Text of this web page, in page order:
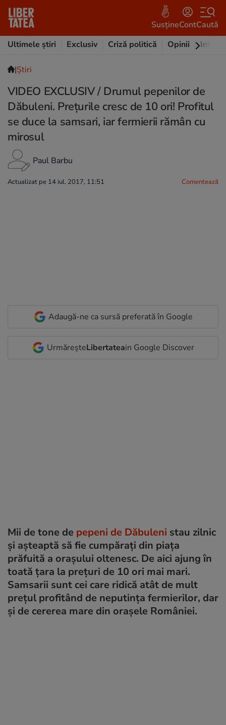
SusțineContCaută
Ultimele știri
Exclusiv Criză politică Opinii
|Ştiri
VIDEO EXCLUSIV / Drumul pepenilor de
Dăbuleni. Prețurile cresc de 10 ori! Profitul
se duce la samsari, iar fermierii rămân cu
mirosul
Paul Barbu
Actualizat pe 14 iul. 2017, 11:51 Comentează
Adaugă-ne ca sursă preferată în Google
UrmăreșteLibertateain Google Discover
Mii de tone de pepeni de Dăbuleni stau zilnic
și așteaptă să fie cumpărați din piața
prăfuită a orașului oltenesc. De aici ajung în
toată țara la prețuri de 10 ori mai mari.
Samsarii sunt cei care ridică atât de mult
prețul profitând de neputința fermierilor, dar
și de cererea mare din orașele României.